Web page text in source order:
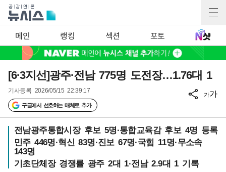
메인 랭킹 섹션 포토
[6·3지선]광주·전남 775명 도전장…1.76대 1
기사등록 2026/05/15 22:39:17
구글에서 선호하는 매체로 추가
가가
전남광주통합시장 후보 5명·통합교육감 후보 4명 등록
민주 446명·혁신 83명·진보 67명·국힘 11명·무소속
143명
기초단체장 경쟁률 광주 2대 1·전남 2.9대 1 기록